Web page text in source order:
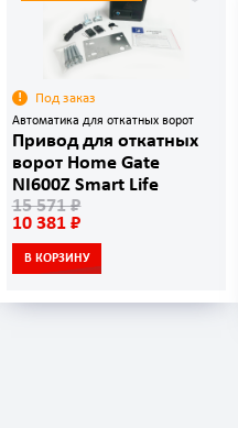
Под заказ
Автоматика для откатных ворот
Привод для откатных
ворот Home Gate
NI600Z Smart Life
15 571 ₽
10 381 ₽
В КОРЗИНУ